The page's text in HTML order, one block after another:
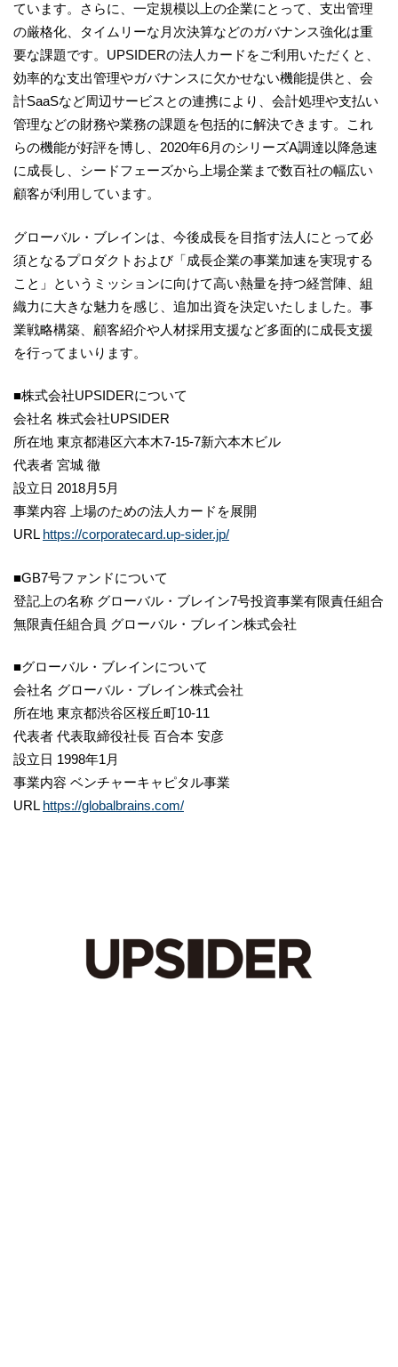
ています。さらに、一定規模以上の企業にとって、支出管理
の厳格化、タイムリーな月次決算などのガバナンス強化は重
要な課題です。UPSIDERの法人カードをご利用いただくと、
効率的な支出管理やガバナンスに欠かせない機能提供と、会
計SaaSなど周辺サービスとの連携により、会計処理や支払い
管理などの財務や業務の課題を包括的に解決できます。これ
らの機能が好評を博し、2020年6月のシリーズA調達以降急速
に成長し、シードフェーズから上場企業まで数百社の幅広い
顧客が利用しています。
グローバル・ブレインは、今後成長を目指す法人にとって必
須となるプロダクトおよび「成長企業の事業加速を実現する
こと」というミッションに向けて高い熱量を持つ経営陣、組
織力に大きな魅力を感じ、追加出資を決定いたしました。事
業戦略構築、顧客紹介や人材採用支援など多面的に成長支援
を行ってまいります。
■株式会社UPSIDERについて
会社名 株式会社UPSIDER
所在地 東京都港区六本木7-15-7新六本木ビル
代表者 宮城 徹
設立日 2018月5月
事業内容 上場のための法人カードを展開
URL https://corporatecard.up-sider.jp/
■GB7号ファンドについて
登記上の名称 グローバル・ブレイン7号投資事業有限責任組合
無限責任組合員 グローバル・ブレイン株式会社
■グローバル・ブレインについて
会社名 グローバル・ブレイン株式会社
所在地 東京都渋谷区桜丘町10-11
代表者 代表取締役社長 百合本 安彦
設立日 1998年1月
事業内容 ベンチャーキャピタル事業
URL https://globalbrains.com/